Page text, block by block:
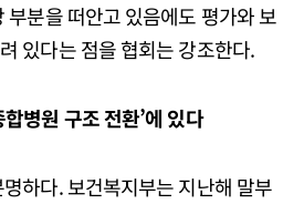
부분을 떠안고 있음에도 평가와 보
있다는 점을 협회는 강조한다.
병원 구조 전환’에 있다
하다. 보건복지부는 지난해 말부